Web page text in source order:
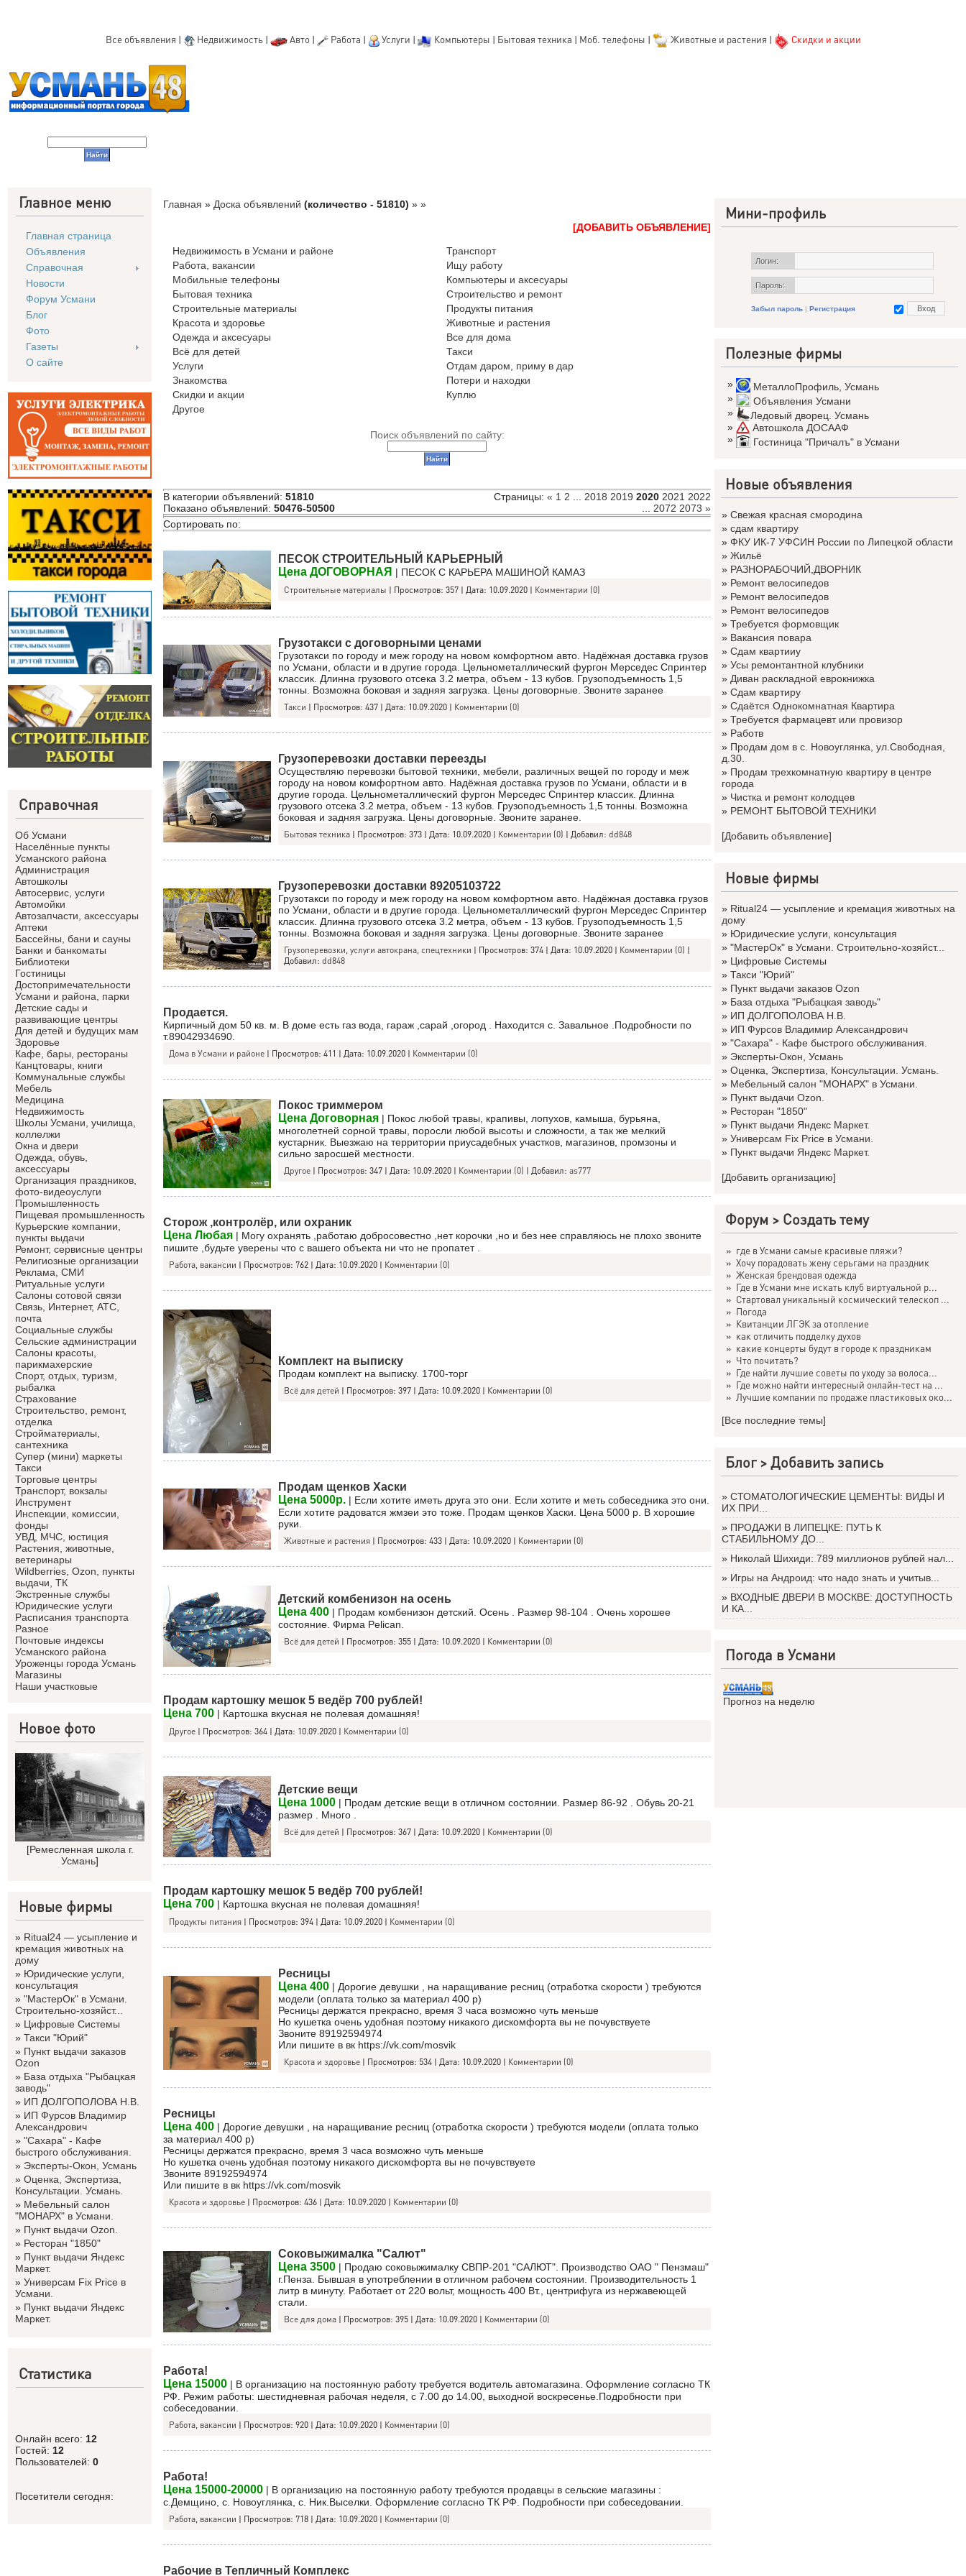
Все объявления | Недвижимость | Авто| Работа | Услуги | Компьютеры | Бытовая техника | Моб. телефоны | Животные и растения | Скидки и акции
Главное меню
Главная страница
Объявления
Справочная
Новости
Форум Усмани
Блог
Фото
Газеты
О сайте
Справочная
Об Усмани
Населённые пункты
Усманского района
Администрация
Автошколы
Автосервис, услуги
Автомойки
Автозапчасти, аксессуары
Аптеки
Бассейны, бани и сауны
Банки и банкоматы
Библиотеки
Гостиницы
Достопримечательности
Усмани и района, парки
Детские сады и
развивающие центры
Для детей и будущих мам
Здоровье
Кафе, бары, рестораны
Канцтовары, книги
Коммунальные службы
Мебель
Медицина
Недвижимость
Школы Усмани, училища,
коллелжи
Окна и двери
Одежда, обувь,
аксессуары
Организация праздников,
фото-видеоуслуги
Промышленность
Пищевая промышленность
Курьерские компании,
пункты выдачи
Ремонт, сервисные центры
Религиозные организации
Реклама, СМИ
Ритуальные услуги
Салоны сотовой связи
Связь, Интернет, АТС,
почта
Социальные службы
Сельские администрации
Салоны красоты,
парикмахерские
Спорт, отдых, туризм,
рыбалка
Страхование
Строительство, ремонт,
отделка
Cтройматериалы,
сантехника
Супер (мини) маркеты
Такси
Торговые центры
Транспорт, вокзалы
Инструмент
Инспекции, комиссии,
фонды
УВД, МЧС, юстиция
Растения, животные,
ветеринары
Wildberries, Ozon, пункты
выдачи, ТК
Экстренные службы
Юридические услуги
Расписания транспорта
Разное
Почтовые индексы
Усманского района
Уроженцы города Усмань
Магазины
Наши участковые
Новое фото
[Ремесленная школа г.
Усмань]
Новые фирмы
» Ritual24 — усыпление и
кремация животных на
дому
» Юридические услуги,
консультация
» "МастерОк" в Усмани.
Строительно-хозяйст...
» Цифровые Системы
» Такси "Юрий"
» Пункт выдачи заказов
Ozon
» База отдыха "Рыбацкая
заводь"
» ИП ДОЛГОПОЛОВА Н.В.
» ИП Фурсов Владимир
Александрович
» "Сахара" - Кафе
быстрого обслуживания.
» Эксперты-Окон, Усмань
» Оценка, Экспертиза,
Консультации. Усмань.
» Мебельный салон
"МОНАРХ" в Усмани.
» Пункт выдачи Ozon.
» Ресторан "1850"
» Пункт выдачи Яндекс
Маркет.
» Универсам Fix Price в
Усмани.
» Пункт выдачи Яндекс
Маркет.
Статистика
Онлайн всего: 12
Гостей: 12
Пользователей: 0
Посетители сегодня:
Главная » Доска объявлений (количество - 51810) » »
[ДОБАВИТЬ ОБЪЯВЛЕНИЕ]
Недвижимость в Усмани и районе
Транспорт
Работа, вакансии
Ищу работу
Мобильные телефоны
Компьютеры и аксесуары
Бытовая техника
Строительство и ремонт
Строительные материалы
Продукты питания
Красота и здоровье
Животные и растения
Одежда и аксесуары
Все для дома
Всё для детей
Такси
Услуги
Отдам даром, приму в дар
Знакомства
Потери и находки
Скидки и акции
Куплю
Другое
Поиск объявлений по сайту:
В категории объявлений: 51810
Показано объявлений: 50476-50500
Страницы: « 1 2 2018 2019 2020 2021 2022
2072 2073 »
Сортировать по:
ПЕСОК СТРОИТЕЛЬНЫЙ КАРЬЕРНЫЙ
Цена ДОГОВОРНАЯ | ПЕСОК С КАРЬЕРА МАШИНОЙ КАМАЗ
Строительные материалы | Просмотров: 357 | Дата: 10.09.2020 | Комментарии (0)
Грузотакси с договорными ценами
Грузотакси по городу и меж городу на новом комфортном авто. Надёжная доставка грузов
по Усмани, области и в другие города. Цельнометаллический фургон Мерседес Спринтер
классик. Длинна грузового отсека 3.2 метра, объем - 13 кубов. Грузоподъемность 1,5
тонны. Возможна боковая и задняя загрузка. Цены договорные. Звоните заранее
Такси | Просмотров: 437 | Дата: 10.09.2020 | Комментарии (0)
Грузоперевозки доставки переезды
Осуществляю перевозки бытовой техники, мебели, различных вещей по городу и меж
городу на новом комфортном авто. Надёжная доставка грузов по Усмани, области и в
другие города. Цельнометаллический фургон Мерседес Спринтер классик. Длинна
грузового отсека 3.2 метра, объем - 13 кубов. Грузоподъемность 1,5 тонны. Возможна
боковая и задняя загрузка. Цены договорные. Звоните заранее.
Бытовая техника | Просмотров: 373 | Дата: 10.09.2020 | Комментарии (0) | Добавил: dd848
Грузоперевозки доставки 89205103722
Грузотакси по городу и меж городу на новом комфортном авто. Надёжная доставка грузов
по Усмани, области и в другие города. Цельнометаллический фургон Мерседес Спринтер
классик. Длинна грузового отсека 3.2 метра, объем - 13 кубов. Грузоподъемность 1,5
тонны. Возможна боковая и задняя загрузка. Цены договорные. Звоните заранее
Грузоперевозки, услуги автокрана, спецтехники | Просмотров: 374 | Дата: 10.09.2020 | Комментарии (0) |
Добавил: dd848
Продается.
Кирпичный дом 50 кв. м. В доме есть газ вода, гараж ,сарай ,огород . Находится с. Завальное .Подробности по
т.89042934690.
Дома в Усмани и районе | Просмотров: 411 | Дата: 10.09.2020 | Комментарии (0)
Покос триммером
Цена Договорная | Покос любой травы, крапивы, лопухов, камыша, бурьяна,
многолетней сорной травы, поросли любой высоты и сложности, а так же мелкий
кустарник. Выезжаю на территории приусадебных участков, магазинов, промзоны и
сильно заросшей местности.
Другое | Просмотров: 347 | Дата: 10.09.2020 | Комментарии (0) | Добавил: as777
Сторож ,контролёр, или охраник
Цена Любая | Могу охранять ,работаю добросовестно ,нет корочки ,но и без нее справляюсь не плохо звоните
пишите ,будьте уверены что с вашего объекта ни что не пропатет .
Работа, вакансии | Просмотров: 762 | Дата: 10.09.2020 | Комментарии (0)
Комплект на выписку
Продам комплект на выписку. 1700-торг
Всё для детей | Просмотров: 397 | Дата: 10.09.2020 | Комментарии (0)
Продам щенков Хаски
Цена 5000р. | Если хотите иметь друга это они. Если хотите и меть собеседника это они.
Если хотите радоватся жмзеи это тоже. Продам щенков Хаски. Цена 5000 р. В хорошие
руки.
Животные и растения | Просмотров: 433 | Дата: 10.09.2020 | Комментарии (0)
Детский комбенизон на осень
Цена 400 | Продам комбенизон детский. Осень . Размер 98-104 . Очень хорошее
состояние. Фирма Pelican.
Всё для детей | Просмотров: 355 | Дата: 10.09.2020 | Комментарии (0)
Продам картошку мешок 5 ведёр 700 рублей!
Цена 700 | Картошка вкусная не полевая домашняя!
Другое | Просмотров: 364 | Дата: 10.09.2020 | Комментарии (0)
Детские вещи
Цена 1000 | Продам детские вещи в отличном состоянии. Размер 86-92 . Обувь 20-21
размер . Много .
Всё для детей | Просмотров: 367 | Дата: 10.09.2020 | Комментарии (0)
Продам картошку мешок 5 ведёр 700 рублей!
Цена 700 | Картошка вкусная не полевая домашняя!
Продукты питания | Просмотров: 394 | Дата: 10.09.2020 | Комментарии (0)
Ресницы
Цена 400 | Дорогие девушки , на наращивание ресниц (отработка скорости ) требуются
модели (оплата только за материал 400 р)
Ресницы держатся прекрасно, время 3 часа возможно чуть меньше
Но кушетка очень удобная поэтому никакого дискомфорта вы не почувствуете
Звоните 89192594974
Или пишите в вк https://vk.com/mosvik
Красота и здоровье | Просмотров: 534 | Дата: 10.09.2020 | Комментарии (0)
Ресницы
Цена 400 | Дорогие девушки , на наращивание ресниц (отработка скорости ) требуются модели (оплата только
за материал 400 р)
Ресницы держатся прекрасно, время 3 часа возможно чуть меньше
Но кушетка очень удобная поэтому никакого дискомфорта вы не почувствуете
Звоните 89192594974
Или пишите в вк https://vk.com/mosvik
Красота и здоровье | Просмотров: 436 | Дата: 10.09.2020 | Комментарии (0)
Соковыжималка "Салют"
Цена 3500 | Продаю соковыжималку СВПР-201 "САЛЮТ". Производство ОАО " Пензмаш"
г.Пенза. Бывшая в употреблении в отличном рабочем состоянии. Производительность 1
литр в минуту. Работает от 220 вольт, мощность 400 Вт., центрифуга из нержавеющей
стали.
Все для дома | Просмотров: 395 | Дата: 10.09.2020 | Комментарии (0)
Работа!
Цена 15000 | В организацию на постоянную работу требуется водитель автомагазина. Оформление согласно ТК
РФ. Режим работы: шестидневная рабочая неделя, с 7.00 до 14.00, выходной воскресенье.Подробности при
собеседовании.
Работа, вакансии | Просмотров: 920 | Дата: 10.09.2020 | Комментарии (0)
Работа!
Цена 15000-20000 | В организацию на постоянную работу требуются продавцы в сельские магазины :
с.Демщино, с. Новоуглянка, с. Ник.Выселки. Оформление согласно ТК РФ. Подробности при собеседовании.
Работа, вакансии | Просмотров: 718 | Дата: 10.09.2020 | Комментарии (0)
Рабочие в Тепличный Комплекс
Мини-профиль
Логин:
Пароль:
Забыл пароль | Регистрация
Полезные фирмы
» МеталлоПрофиль Усмань
»
Объявления Усмани
»
Ледовый дворец. Усмань
»
Автошкола ДОСААФ
»
Гостиница "Причалъ" в Усмани
Новые объявления
» Свежая красная смородина
» сдам квартиру
» ФКУ ИК-7 УФСИН России по Липецкой области
» Жильё
» РАЗНОРАБОЧИЙ,ДВОРНИК
» Ремонт велосипедов
» Ремонт велосипедов
» Ремонт велосипедов
» Требуется формовщик
» Вакансия повара
» Сдам квартииу
» Усы ремонтантной клубники
» Диван раскладной еврокнижка
» Сдам квартиру
» Сдаётся Однокомнатная Квартира
» Требуется фармацевт или провизор
» Работв
» Продам дом в с. Новоуглянка, ул.Свободная,
д.30.
» Продам трехкомнатную квартиру в центре
города
» Чистка и ремонт колодцев
» РЕМОНТ БЫТОВОЙ ТЕХНИКИ
[Добавить объявление]
Новые фирмы
» Ritual24 — усыпление и кремация животных на
дому
» Юридические услуги, консультация
» "МастерОк" в Усмани. Строительно-хозяйст...
» Цифровые Системы
» Такси "Юрий"
» Пункт выдачи заказов Ozon
» База отдыха "Рыбацкая заводь"
» ИП ДОЛГОПОЛОВА Н.В.
» ИП Фурсов Владимир Александрович
» "Сахара" - Кафе быстрого обслуживания.
» Эксперты-Окон, Усмань
» Оценка, Экспертиза, Консультации. Усмань.
» Мебельный салон "МОНАРХ" в Усмани.
» Пункт выдачи Ozon.
» Ресторан "1850"
» Пункт выдачи Яндекс Маркет.
» Универсам Fix Price в Усмани.
» Пункт выдачи Яндекс Маркет.
[Добавить организацию]
Форум > Создать тему
» где в Усмани самые красивые пляжи?
» Хочу порадовать жену серьгами на праздник
» Женская брендовая одежда
» Где в Усмани мне искать клуб виртуальной р...
» Стартовал уникальный космический телескоп ...
» Погода
» Квитанции ЛГЭК за отопление
» как отличить подделку духов
» какие концерты будут в городе к праздникам
» Что почитать?
» Где найти лучшие советы по уходу за волоса...
» Где можно найти интересный онлайн-тест на ...
» Лучшие компании по продаже пластиковых око...
[Все последние темы]
Блог >Добавить запись
» СТОМАТОЛОГИЧЕСКИЕ ЦЕМЕНТЫ: ВИДЫ И
ИХ ПРИ...
» ПРОДАЖИ В ЛИПЕЦКЕ: ПУТЬ К
СТАБИЛЬНОМУ ДО...
» Николай Шихиди: 789 миллионов рублей нал...
» Игры на Андроид: что надо знать и учитыв...
» ВХОДНЫЕ ДВЕРИ В МОСКВЕ: ДОСТУПНОСТЬ
И КА...
Погода в Усмани
Прогноз на неделю